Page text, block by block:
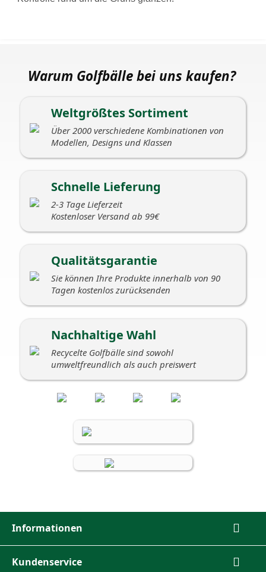
Warum Golfbälle bei uns kaufen?
Weltgrößtes Sortiment
Über 2000 verschiedene Kombinationen von
Modellen, Designs und Klassen
Schnelle Lieferung
2-3 Tage Lieferzeit
Kostenloser Versand ab 99€
Qualitätsgarantie
Sie können Ihre Produkte innerhalb von 90
Tagen kostenlos zurücksenden
Nachhaltige Wahl
Recycelte Golfbälle sind sowohl
umweltfreundlich als auch preiswert
Informationen 
Kundenservice 